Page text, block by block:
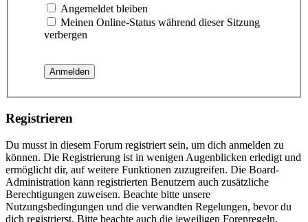
Angemeldet bleiben
Meinen Online-Status während dieser Sitzung
verbergen
Registrieren
Du musst in diesem Forum registriert sein, um dich anmelden zu
können. Die Registrierung ist in wenigen Augenblicken erledigt und
ermöglicht dir, auf weitere Funktionen zuzugreifen. Die Board-
Administration kann registrierten Benutzern auch zusätzliche
Berechtigungen zuweisen. Beachte bitte unsere
Nutzungsbedingungen und die verwandten Regelungen, bevor du
dich registrierst. Bitte beachte auch die jeweiligen Forenregeln,